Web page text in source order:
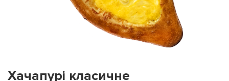
Хачапурі класичне